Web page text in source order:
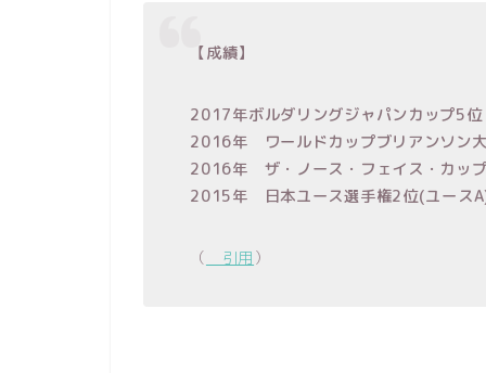
【成績】
2017年ボルダリングジャパンカップ5位
2016年 ワールドカップブリアンソン
2016年 ザ・ノース・フェイス・カッ
2015年 日本ユース選手権2位(ユース
（ ＿引用 ）